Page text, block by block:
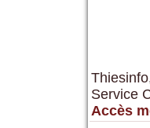
Service
Accès